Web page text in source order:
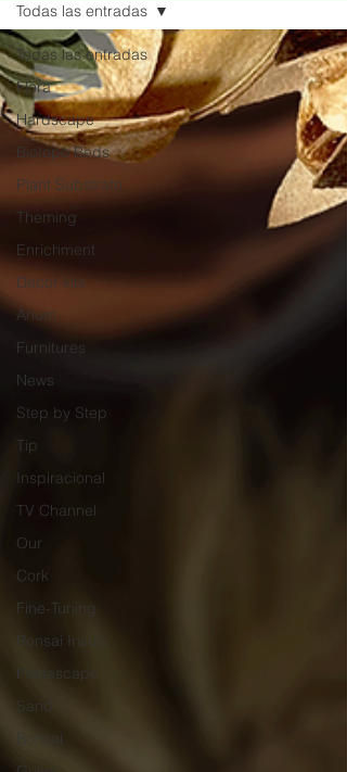
Todas las entradas
Flora
Hardscape
Biotope Beds
Plant Substrate
Theming
Enrichment
Decor kits
Arium
Furnitures
News
Step by Step
Tip
Inspiracional
TV Channel
Our
Cork
Fine-Tuning
Bonsai Insula
Petitescape
Sand
Bonsai
Todas las entradas